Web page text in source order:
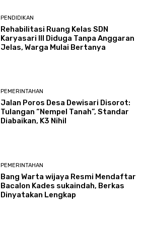
PENDIDIKAN
Rehabilitasi Ruang Kelas SDN
Karyasari III Diduga Tanpa Anggaran
Jelas, Warga Mulai Bertanya
PEMERINTAHAN
Jalan Poros Desa Dewisari Disorot:
Tulangan “Nempel Tanah”, Standar
Diabaikan, K3 Nihil
PEMERINTAHAN
Bang Warta wijaya Resmi Mendaftar
Bacalon Kades sukaindah, Berkas
Dinyatakan Lengkap